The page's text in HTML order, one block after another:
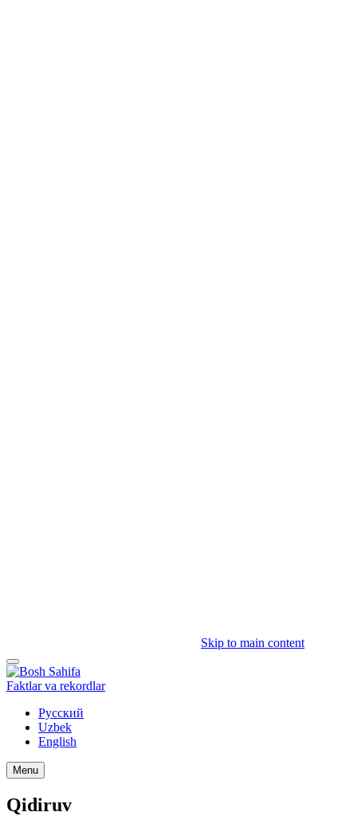
Skip to main content
Faktlar va rekordlar
Русский
Uzbek
English
Menu
Qidiruv